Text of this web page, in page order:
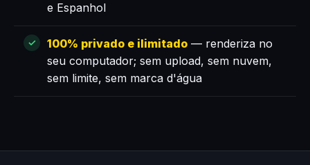
e Espanhol
100% privado e ilimitado — renderiza no
seu computador; sem upload, sem nuvem,
sem limite, sem marca d'água